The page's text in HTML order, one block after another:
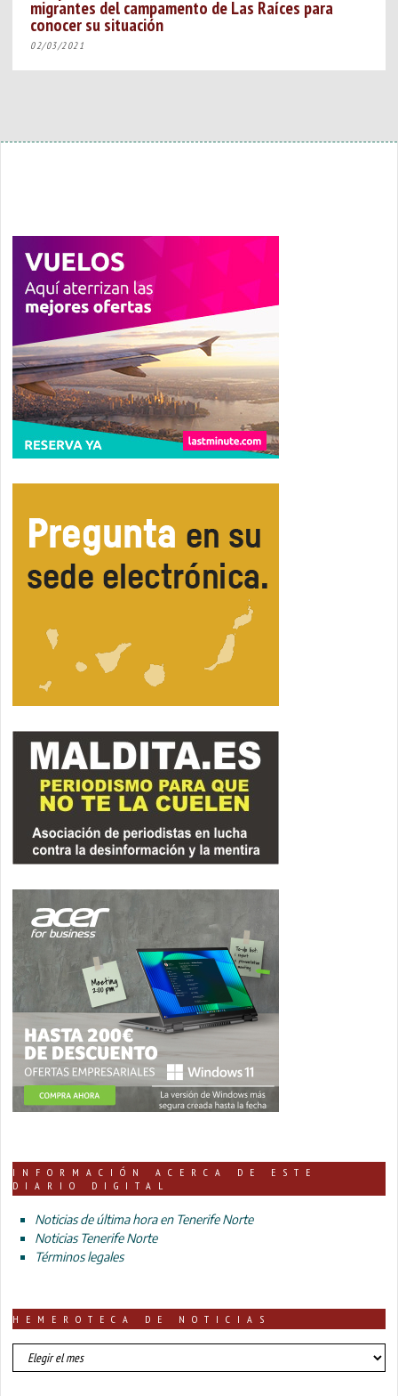
migrantes del campamento de Las Raíces para
conocer su situación
02/03/2021
INFORMACIÓN ACERCA DE ESTE
DIARIO DIGITAL
Noticias de última hora en Tenerife Norte
Noticias Tenerife Norte
Términos legales
HEMEROTECA DE NOTICIAS
HEMEROTECA
DE